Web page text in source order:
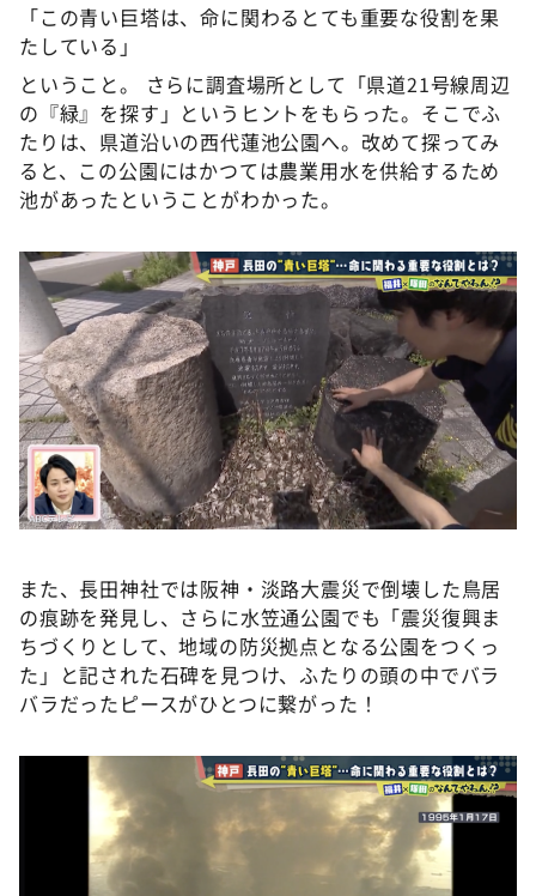
「この青い巨塔は、命に関わるとても重要な役割を果
たしている」
ということ。 さらに調査場所として「県道21号線周辺
の『緑』を探す」というヒントをもらった。そこでふ
たりは、県道沿いの西代蓮池公園へ。改めて探ってみ
ると、この公園にはかつては農業用水を供給するため
池があったということがわかった。
また、長田神社では阪神・淡路大震災で倒壊した鳥居
の痕跡を発見し、さらに水笠通公園でも「震災復興ま
ちづくりとして、地域の防災拠点となる公園をつくっ
た」と記された石碑を見つけ、ふたりの頭の中でバラ
バラだったピースがひとつに繋がった！